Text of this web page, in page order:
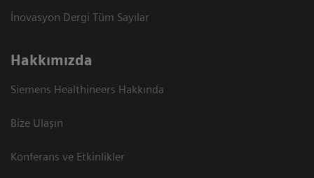
İnovasyon Dergi Tüm Sayılar
Hakkımızda
Siemens Healthineers Hakkında
Bize Ulaşın
Konferans ve Etkinlikler